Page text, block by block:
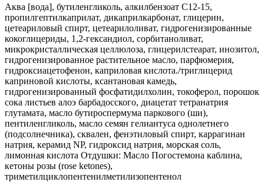
Аква [вода], бутиленгликоль, алкилбензоат С12-15,
пропилгептилкаприлат, дикаприлкарбонат, глицерин,
цетеариловый спирт, цетеарилоливат, гидрогенизированные
кокоглицериды, 1,2-гександиол, сорбитаноливат,
микрокристаллическая целлюлоза, глицерилстеарат, инозитол,
гидрогенизированное растительное масло, парфюмерия,
гидроксиацетофенон, каприловая кислота./триглицерид
каприновой кислоты, ксантановая камедь,
гидрогенизированный фосфатидилхолин, токоферол, порошок
сока листьев алоэ барбадосского, диацетат тетранатрия
глутамата, масло бутироспермума паркового (ши),
пентиленгликоль, масло семян гелиантуса однолетнего
(подсолнечника), сквален, фенэтиловый спирт, каррагинан
натрия, керамид NP, гидроксид натрия, морская соль,
лимонная кислота Отдушки: Масло Погостемона каблина,
кетоны розы (rose ketones),
триметилциклопентенилметилизопентенол